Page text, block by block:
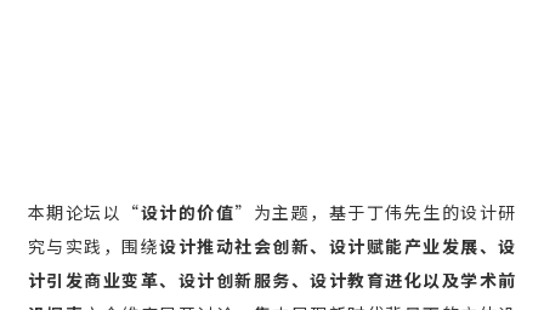
本期论坛以“设计的价值”为主题，基于丁伟先生的设计研
究与实践，围绕设计推动社会创新、设计赋能产业发展、设
计引发商业变革、设计创新服务、设计教育进化以及学术前